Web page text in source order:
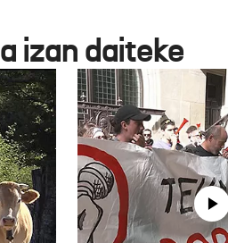
izan daiteke